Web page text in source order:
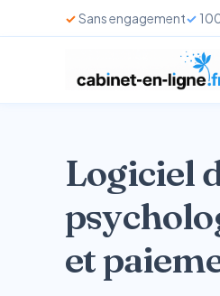
Sans engagement
Logiciel
et